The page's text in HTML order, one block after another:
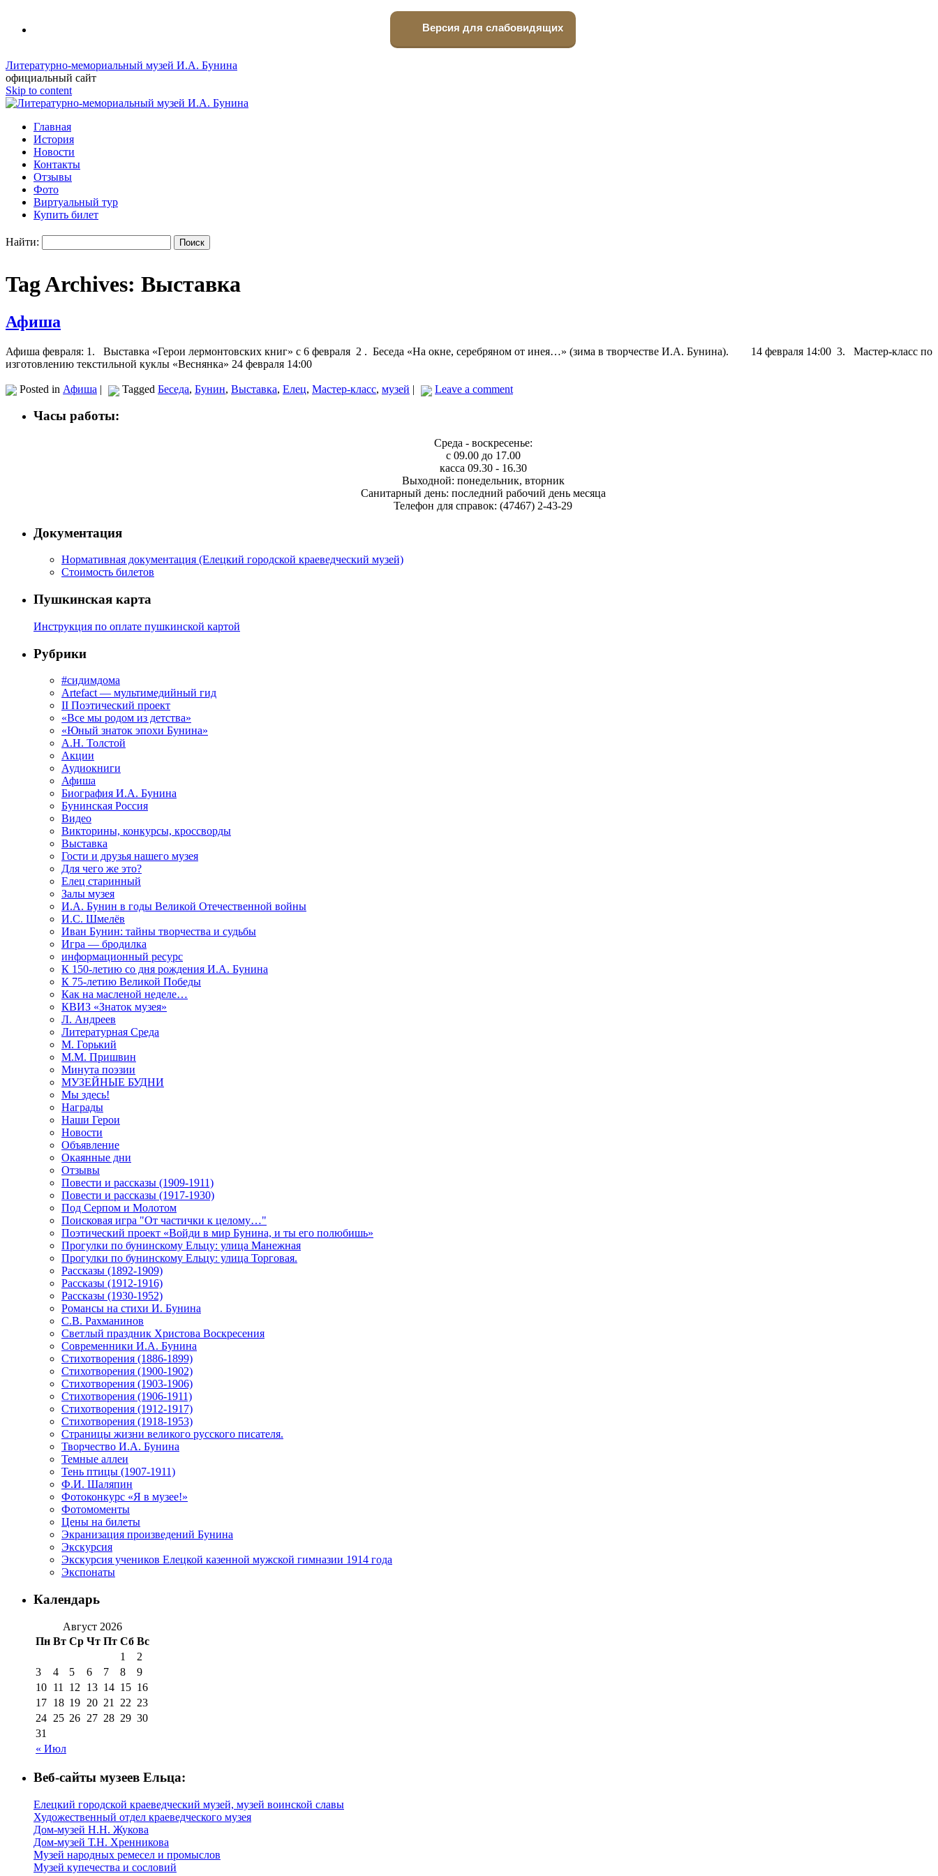
Версия для слабовидящих
Литературно-мемориальный музей И.А. Бунина
официальный сайт
Skip to content
Главная
История
Новости
Контакты
Отзывы
Фото
Виртуальный тур
Купить билет
Найти:
Tag Archives: Выставка
Афиша
Афиша февраля: 1. Выставка «Герои лермонтовских книг» с 6 февраля 2 . Беседа «На окне, серебряном от инея…» (зима в творчестве И.А. Бунина). 14 февраля 14:00 3. Мастер-класс по
изготовлению текстильной куклы «Веснянка» 24 февраля 14:00
Posted in Афиша | Tagged Беседа, Бунин, Выставка, Елец, Мастер-класс, музей | Leave a comment
Часы работы:
Среда - воскресенье:
с 09.00 до 17.00
касса 09.30 - 16.30
Выходной: понедельник, вторник
Санитарный день: последний рабочий день месяца
Телефон для справок: (47467) 2-43-29
Документация
Нормативная документация (Елецкий городской краеведческий музей)
Стоимость билетов
Пушкинская карта
Инструкция по оплате пушкинской картой
Рубрики
#сидимдома
Artefact — мультимедийный гид
II Поэтический проект
«Все мы родом из детства»
«Юный знаток эпохи Бунина»
А.Н. Толстой
Акции
Аудиокниги
Афиша
Биография И.А. Бунина
Бунинская Россия
Видео
Викторины, конкурсы, кроссворды
Выставка
Гости и друзья нашего музея
Для чего же это?
Елец старинный
Залы музея
И.А. Бунин в годы Великой Отечественной войны
И.С. Шмелёв
Иван Бунин: тайны творчества и судьбы
Игра — бродилка
информационный ресурс
К 150-летию со дня рождения И.А. Бунина
К 75-летию Великой Победы
Как на масленой неделе…
КВИЗ «Знаток музея»
Л. Андреев
Литературная Среда
М. Горький
М.М. Пришвин
Минута поэзии
МУЗЕЙНЫЕ БУДНИ
Мы здесь!
Награды
Наши Герои
Новости
Объявление
Окаянные дни
Отзывы
Повести и рассказы (1909-1911)
Повести и рассказы (1917-1930)
Под Серпом и Молотом
Поисковая игра "От частички к целому…"
Поэтический проект «Войди в мир Бунина, и ты его полюбишь»
Прогулки по бунинскому Ельцу: улица Манежная
Прогулки по бунинскому Ельцу: улица Торговая.
Рассказы (1892-1909)
Рассказы (1912-1916)
Рассказы (1930-1952)
Романсы на стихи И. Бунина
С.В. Рахманинов
Светлый праздник Христова Воскресения
Современники И.А. Бунина
Стихотворения (1886-1899)
Стихотворения (1900-1902)
Стихотворения (1903-1906)
Стихотворения (1906-1911)
Стихотворения (1912-1917)
Стихотворения (1918-1953)
Страницы жизни великого русского писателя.
Творчество И.А. Бунина
Темные аллеи
Тень птицы (1907-1911)
Ф.И. Шаляпин
Фотоконкурс «Я в музее!»
Фотомоменты
Цены на билеты
Экранизация произведений Бунина
Экскурсия
Экскурсия учеников Елецкой казенной мужской гимназии 1914 года
Экспонаты
Календарь
Август 2026
Пн Вт Ср Чт Пт Сб Вс
« Июл
1
2
3
4 5 6 7 8
9
10 11 12 13 14 15 16
17 18 19 20 21 22 23
24 25 26 27 28 29 30
31
Веб-сайты музеев Ельца:
Елецкий городской краеведческий музей, музей воинской славы
Художественный отдел краеведческого музея
Дом-музей Н.Н. Жукова
Дом-музей Т.Н. Хренникова
Музей народных ремесел и промыслов
Музей купечества и сословий